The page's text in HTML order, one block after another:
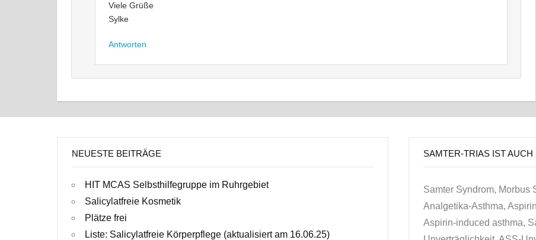
Viele Grüße
Sylke
Antworten
NEUESTE BEITRÄGE
HIT MCAS Selbsthilfegruppe im Ruhrgebiet
Salicylatfreie Kosmetik
Plätze frei
Liste: Salicylatfreie Körperpflege (aktualisiert am 16.06.25)
SAMTER-TRIAS IST AUCH
Samter Syndrom, Morbus
Analgetika-Asthma,
Aspirin-induced asthma,